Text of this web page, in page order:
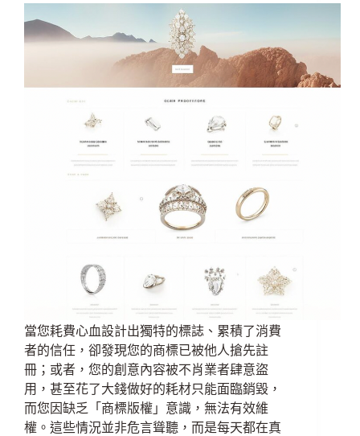
當您耗費心血設計出獨特的標誌、累積了消費
者的信任，卻發現您的商標已被他人搶先註
冊；或者，您的創意內容被不肖業者肆意盜
用，甚至花了大錢做好的耗材只能面臨銷毀，
而您因缺乏「商標版權」意識，無法有效維
權。這些情況並非危言聳聽，而是每天都在真